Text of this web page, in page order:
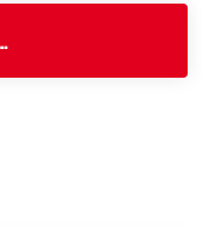
from ENPA